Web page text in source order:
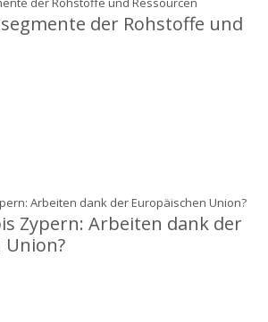
der Rohstoffe und
Zypern: Arbeiten dank der
Union?